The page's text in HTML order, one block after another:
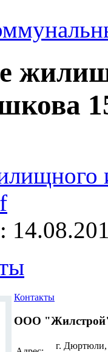
Контакты
ООО
г. Дюртюли,